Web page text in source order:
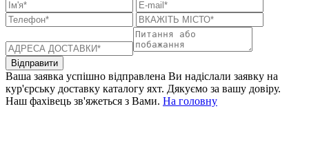
Відправити
Ваша заявка успішно відправлена Ви надіслали заявку на
кур'єрську доставку каталогу яхт. Дякуємо за вашу довіру.
Наш фахівець зв'яжеться з Вами. На головну